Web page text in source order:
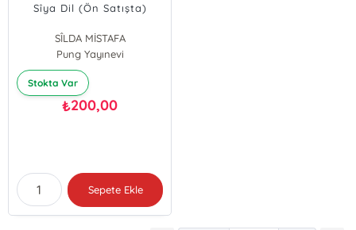
Sîya Dil (Ön Satışta)
SÎLDA MİSTAFA
Pung Yayınevi
Stokta Var
₺200,00
Sepete Ekle